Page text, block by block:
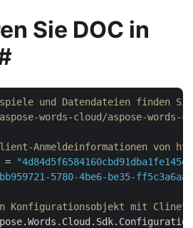
Sie DOC in
und Datendateien finden
words-cloud/aspose-words-
Anmeldeinformationen von
=
5780-4be6-be35-
mit